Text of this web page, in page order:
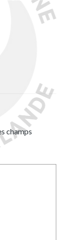
champs